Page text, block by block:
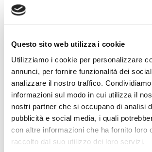
Questo sito web utilizza i cookie
Utilizziamo i cookie per personalizzare
annunci, per fornire funzionalità dei
analizzare il nostro traffico.
informazioni sul modo in cui utilizza il
nostri partner che si occupano di analisi
pubblicità e social media, i quali
con altre informazioni che ha fornito loro
raccolto dal suo utilizzo dei loro servizi.
l’evento “Gestione dell’aumento delle
Italia, quali le sfide e le opportunità.
organizzato da illimity in
L’evento, che si tiene presso HQ
Soperga 9, è occasione di confronto
di collaborazione fra gli intermediari
finanziari e le imprese per affrontare
poste dallo scenario economico
caratterizzato da rallentamento
ripartenza delle insolvenze.